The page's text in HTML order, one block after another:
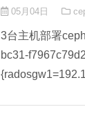
05月04日
3台主机部署
bc31-